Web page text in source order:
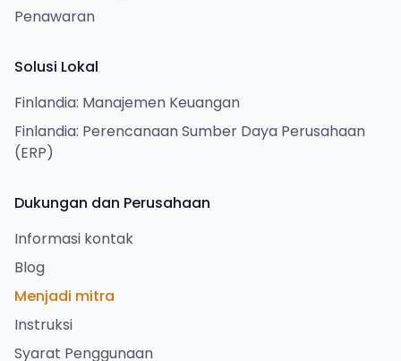
Penawaran
Solusi Lokal
Finlandia: Manajemen Keuangan
Finlandia: Perencanaan Sumber Daya Perusahaan
(ERP)
Dukungan dan Perusahaan
Informasi kontak
Blog
Menjadi mitra
Instruksi
Syarat Penggunaan